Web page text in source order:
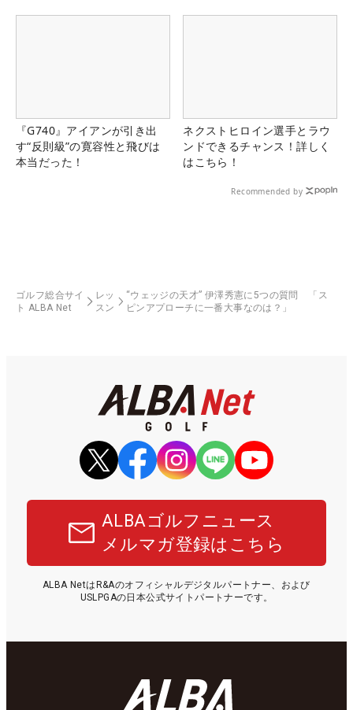
『G740』アイアンが引き出
す“反則級”の寛容性と飛びは
本当だった！
ネクストヒロイン選手とラウ
ンドできるチャンス！詳しく
はこちら！
Recommended by
ゴルフ総合サイ
ト ALBA Net
レッ
スン
“ウェッジの天才” 伊澤秀憲に5つの質問 「ス
ピンアプローチに一番大事なのは？」
ALBAゴルフニュース
メルマガ登録はこちら
ALBA NetはR&Aのオフィシャルデジタルパートナー、および
USLPGAの日本公式サイトパートナーです。